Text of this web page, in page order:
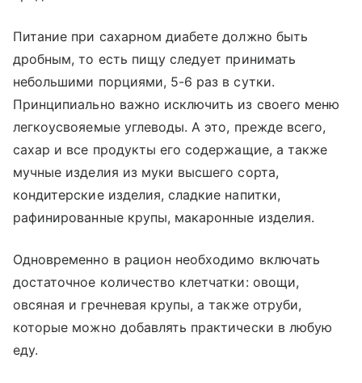
Питание при сахарном диабете должно быть
дробным, то есть пищу следует принимать
небольшими порциями, 5-6 раз в сутки.
Принципиально важно исключить из своего меню
легкоусвояемые углеводы. А это, прежде всего,
сахар и все продукты его содержащие, а также
мучные изделия из муки высшего сорта,
кондитерские изделия, сладкие напитки,
рафинированные крупы, макаронные изделия.
Одновременно в рацион необходимо включать
достаточное количество клетчатки: овощи,
овсяная и гречневая крупы, а также отруби,
которые можно добавлять практически в любую
еду.